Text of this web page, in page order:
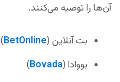
آن‌ها را توصیه می‌کنند.
بت آنلاین (BetOnline
)
بووادا (Bovada
)